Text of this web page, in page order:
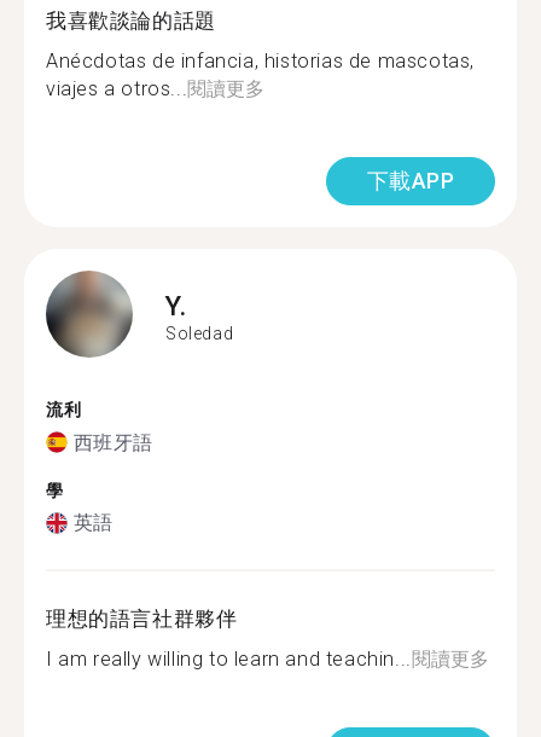
我喜歡談論的話題
Anécdotas de infancia, historias de mascotas,
viajes a otros...閱讀更多
下載APP
Y.
Soledad
流利
西班牙語
學
英語
理想的語言社群夥伴
I am really willing to learn and teachin...閱讀更多